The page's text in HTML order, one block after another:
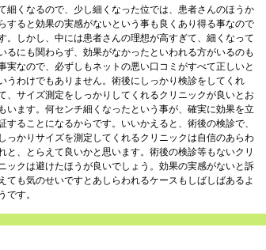
細くなるので、少し細くなった位では、患者さんのほうか
らすると効果の実感がないという事も良くあり得る事なので
。しかし、中には患者さんの理想が高すぎて、細くなって
るにも関わらず、効果がなかったといわれる方がいるのも
実なので、必ずしもネットの悪い口コミがすべて正しいと
うわけでもありません。術後にしっかり検診をしてくれ
、サイズ測定をしっかりしてくれるクリニックが良いとお
もいます。何センチ細くなったという事が、確実に効果を立
することになるからです。いいかえると、術後の検診で、
しっかりサイズを測定してくれるクリニックは自信のあらわ
と、とらえて良いかと思います。術後の検診等もないクリ
ックは避けたほうが良いでしょう。効果の実感がないと訴
えても気のせいですとあしらわれるケースもしばしばあるよ
うです。